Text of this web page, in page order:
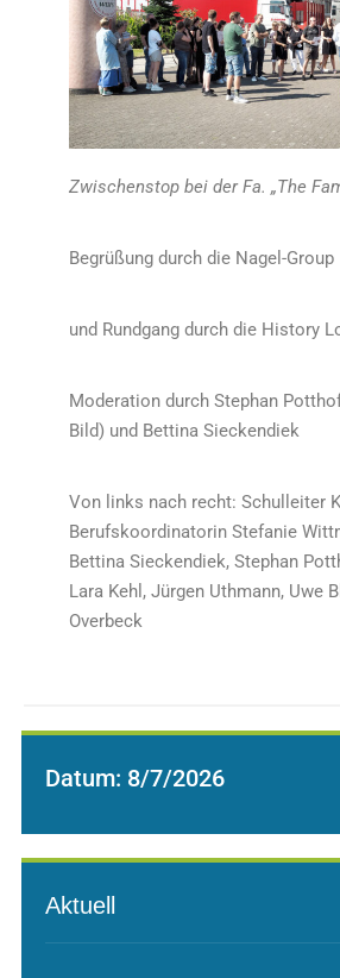
Datum: 8/7/2026
Aktuell
Zwischenstop bei der Fa. „The
Begrüßung durch die Nagel-Group
und Rundgang durch die History
Moderation durch Stephan
Bild) und Bettina Sieckendiek
Von links nach recht: Schulleiter
Berufskoordinatorin Stefanie
Bettina Sieckendiek, Stephan
Lara Kehl, Jürgen Uthmann, Uwe
Overbeck